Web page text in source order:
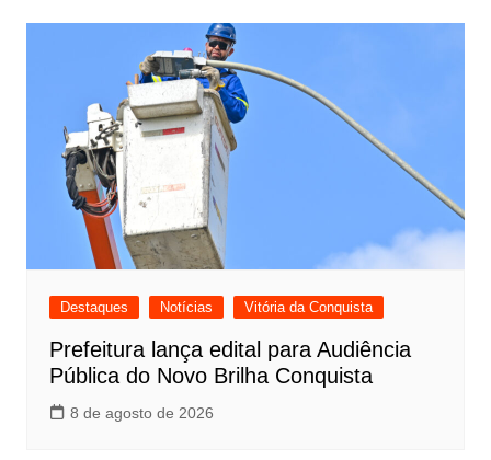
Destaques Notícias Vitória da Conquista
Prefeitura lança edital para Audiência
Pública do Novo Brilha Conquista
8 de agosto de 2026